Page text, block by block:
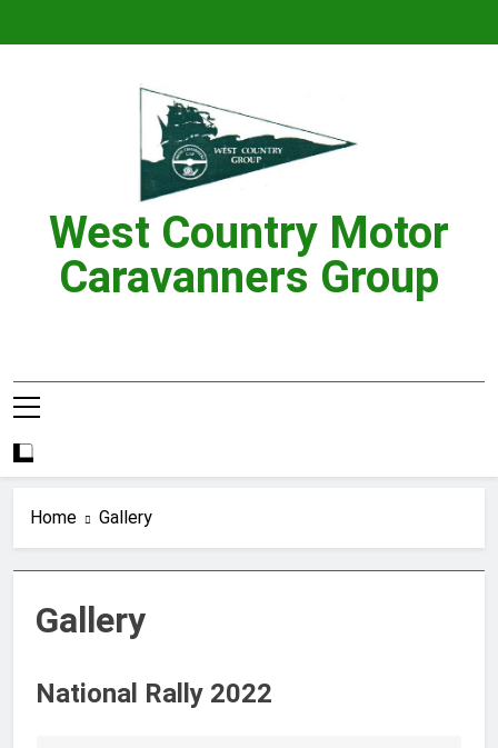
West Country Motor
Caravanners Group
Home Gallery
Gallery
National Rally 2022